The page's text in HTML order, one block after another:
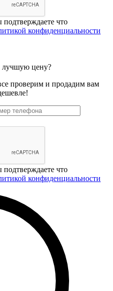
что
конфиденциальности
лучшую цену?
проверим и продадим вам
что
конфиденциальности